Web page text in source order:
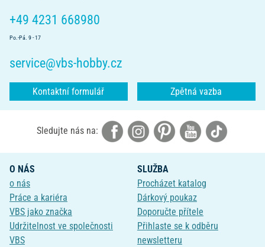
+49 4231 668980
Po.-Pá. 9 - 17
service@vbs-hobby.cz
Kontaktní formulář Zpětná vazba
Sledujte nás na:
O NÁS
o nás
Práce a kariéra
VBS jako značka
Udržitelnost ve společnosti
VBS
SLUŽBA
Procházet katalog
Dárkový poukaz
Doporučte přítele
Přihlaste se k odběru
newsletteru